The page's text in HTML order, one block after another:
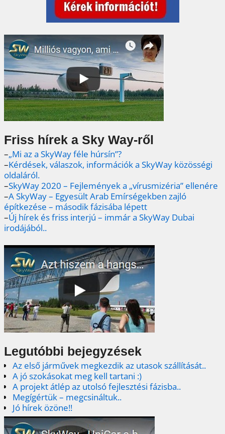
Friss hírek a Sky Way-ről
–„Mi az a SkyWay féle húrsín”?
–Kérdések, válaszok, információk a SkyWay közösségi
oldaláról.
–SkyWay 2020 – Fejlemények a „vírusmizéria” ellenére
–A SkyWay – Egyesült Arab Emírségekben zajló
építkezése – második fázisába lépett
–Új hírek és friss interjú – immár a SkyWay Dubai
irodájából..
Legutóbbi bejegyzések
Az első járművek megkezdik az utasok szállítását..
A jó szokásokat meg kell tartani :)
A projekt átlép az utolsó fejlesztési fázisba..
Megígértük – megcsináltuk..
Jó hírek özöne!!